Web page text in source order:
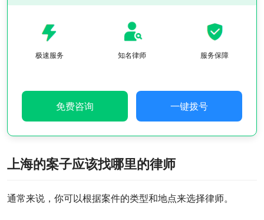
极速服务 知名律师 服务保障
免费咨询 一键拨号
上海的案子应该找哪里的律师
通常来说，你可以根据案件的类型和地点来选择律师。